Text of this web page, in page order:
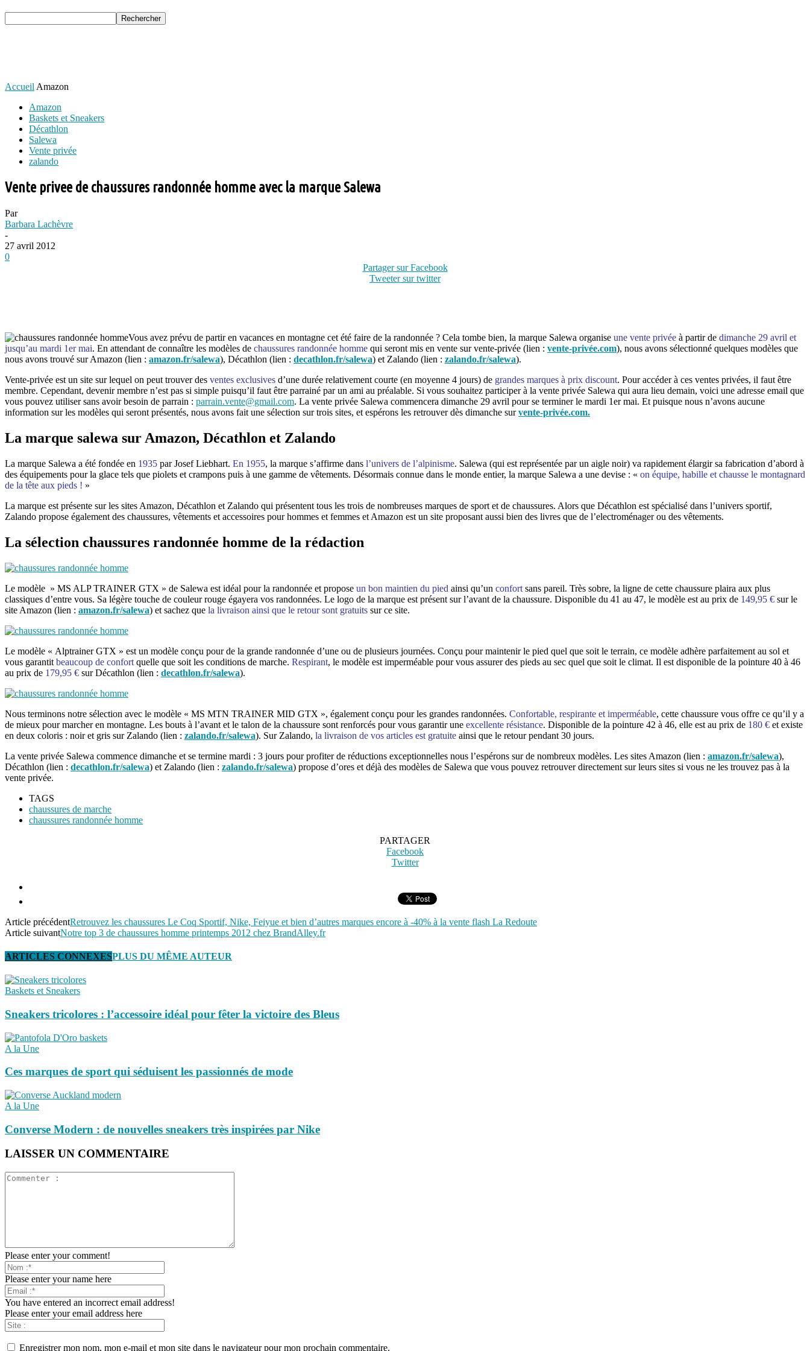
Accueil Amazon
Amazon
Baskets et Sneakers
Décathlon
Salewa
Vente privée
zalando
Vente privee de chaussures randonnée homme avec la marque Salewa
Par
Barbara Lachèvre
-
27 avril 2012
0
Partager sur Facebook
Tweeter sur twitter
Vous avez prévu de partir en vacances en montagne cet été faire de la randonnée ? Cela tombe bien, la marque Salewa organise une vente privée à partir de dimanche 29 avril et
jusqu’au mardi 1er mai. En attendant de connaître les modèles de chaussures randonnée homme qui seront mis en vente sur vente-privée (lien : vente-privée.com), nous avons sélectionné quelques modèles que
nous avons trouvé sur Amazon (lien : amazon.fr/salewa), Décathlon (lien : decathlon.fr/salewa) et Zalando (lien : zalando.fr/salewa).
Vente-privée est un site sur lequel on peut trouver des ventes exclusives d’une durée relativement courte (en moyenne 4 jours) de grandes marques à prix discount. Pour accéder à ces ventes privées, il faut être
membre. Cependant, devenir membre n’est pas si simple puisqu’il faut être parrainé par un ami au préalable. Si vous souhaitez participer à la vente privée Salewa qui aura lieu demain, voici une adresse email que
vous pouvez utiliser sans avoir besoin de parrain : parrain.vente@gmail.com. La vente privée Salewa commencera dimanche 29 avril pour se terminer le mardi 1er mai. Et puisque nous n’avons aucune
information sur les modèles qui seront présentés, nous avons fait une sélection sur trois sites, et espérons les retrouver dès dimanche survente-privée.com.
La marque salewa sur Amazon, Décathlon et Zalando
La marque Salewa a été fondée en 1935 par Josef Liebhart. En 1955, la marque s’affirme dans l’univers de l’alpinisme. Salewa (qui est représentée par un aigle noir) va rapidement élargir sa fabrication d’abord à
des équipements pour la glace tels que piolets et crampons puis à une gamme de vêtements. Désormais connue dans le monde entier, la marque Salewa a une devise : « on équipe, habille et chausse le montagnard
de la tête aux pieds ! »
La marque est présente sur les sites Amazon, Décathlon et Zalando qui présentent tous les trois de nombreuses marques de sport et de chaussures. Alors que Décathlon est spécialisé dans l’univers sportif,
Zalando propose également des chaussures, vêtements et accessoires pour hommes et femmes et Amazon est un site proposant aussi bien des livres que de l’electroménager ou des vêtements.
La sélection chaussures randonnée homme de la rédaction
Le modèle » MS ALP TRAINER GTX » de Salewa est idéal pour la randonnée et propose un bon maintien du pied ainsi qu’un confort sans pareil. Très sobre, la ligne de cette chaussure plaira aux plus
classiques d’entre vous. Sa légère touche de couleur rouge égayera vos randonnées. Le logo de la marque est présent sur l’avant de la chaussure. Disponible du 41 au 47, le modèle est au prix de 149,95 € sur le
site Amazon (lien : amazon.fr/salewa) et sachez que la livraison ainsi que le retour sont gratuits sur ce site.
Le modèle « Alptrainer GTX » est un modèle conçu pour de la grande randonnée d’une ou de plusieurs journées. Conçu pour maintenir le pied quel que soit le terrain, ce modèle adhère parfaitement au sol et
vous garantit beaucoup de confort quelle que soit les conditions de marche. Respirant, le modèle est imperméable pour vous assurer des pieds au sec quel que soit le climat. Il est disponible de la pointure 40 à 46
au prix de 179,95 € sur Décathlon (lien : decathlon.fr/salewa).
Nous terminons notre sélection avec le modèle « MS MTN TRAINER MID GTX », également conçu pour les grandes randonnées. Confortable, respirante et imperméable, cette chaussure vous offre ce qu’il y a
de mieux pour marcher en montagne. Les bouts à l’avant et le talon de la chaussure sont renforcés pour vous garantir une excellente résistance. Disponible de la pointure 42 à 46, elle est au prix de 180 € et existe
en deux coloris : noir et gris sur Zalando (lien : zalando.fr/salewa). Sur Zalando, la livraison de vos articles est gratuite ainsi que le retour pendant 30 jours.
La vente privée Salewa commence dimanche et se termine mardi : 3 jours pour profiter de réductions exceptionnelles nous l’espérons sur de nombreux modèles. Les sites Amazon (lien : amazon.fr/salewa),
Décathlon (lien : decathlon.fr/salewa) et Zalando (lien : zalando.fr/salewa) propose d’ores et déjà des modèles de Salewa que vous pouvez retrouver directement sur leurs sites si vous ne les trouvez pas à la
vente privée.
TAGS
chaussures de marche
chaussures randonnée homme
PARTAGER
Facebook
Twitter
Article précédentRetrouvez les chaussures Le Coq Sportif, Nike, Feiyue et bien d’autres marques encore à -40% à la vente flash La Redoute
Article suivantNotre top 3 de chaussures homme printemps 2012 chez BrandAlley.fr
ARTICLES CONNEXESPLUS DU MÊME AUTEUR
Baskets et Sneakers
Sneakers tricolores : l’accessoire idéal pour fêter la victoire des Bleus
A la Une
Ces marques de sport qui séduisent les passionnés de mode
A la Une
Converse Modern : de nouvelles sneakers très inspirées par Nike
LAISSER UN COMMENTAIRE
Please enter your comment!
Please enter your name here
You have entered an incorrect email address!
Please enter your email address here
Enregistrer mon nom, mon e-mail et mon site dans le navigateur pour mon prochain commentaire.